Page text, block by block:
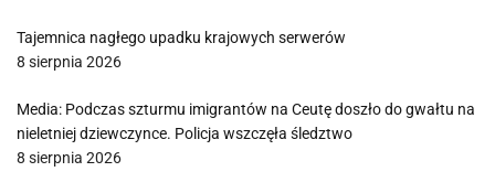
Tajemnica nagłego upadku krajowych serwerów
8 sierpnia 2026
Media: Podczas szturmu imigrantów na Ceutę doszło do gwałtu na
nieletniej dziewczynce. Policja wszczęła śledztwo
8 sierpnia 2026